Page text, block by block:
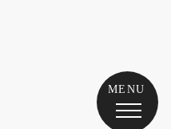
MENU